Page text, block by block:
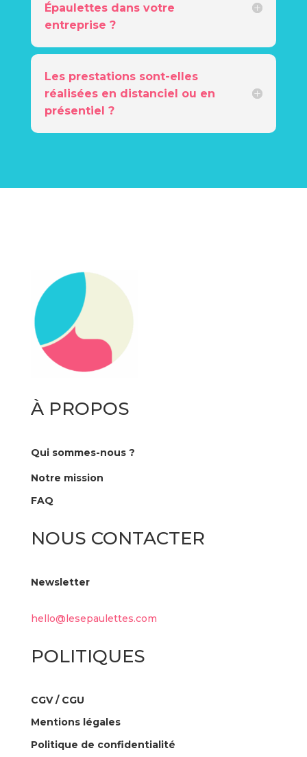
Épaulettes dans votre
entreprise ?
Les prestations sont-elles
réalisées en distanciel ou en
présentiel ?
À PROPOS
Qui sommes-nous ?
Notre mission
FAQ
NOUS CONTACTER
Newsletter
hello@lesepaulettes.com
POLITIQUES
CGV / CGU
Mentions légales
Politique de confidentialité